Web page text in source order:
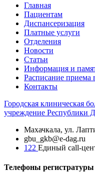
Главная
Пациентам
Диспансеризация
Платные услуги
Отделения
Новости
Статьи
Информация и
Расписание приема
Контакты
Городская клиническая
учреждение Республики
Махачкала, ​ул.
gbu_gkb@e-dag.ru
122 Единый call-
Телефоны регистратуры